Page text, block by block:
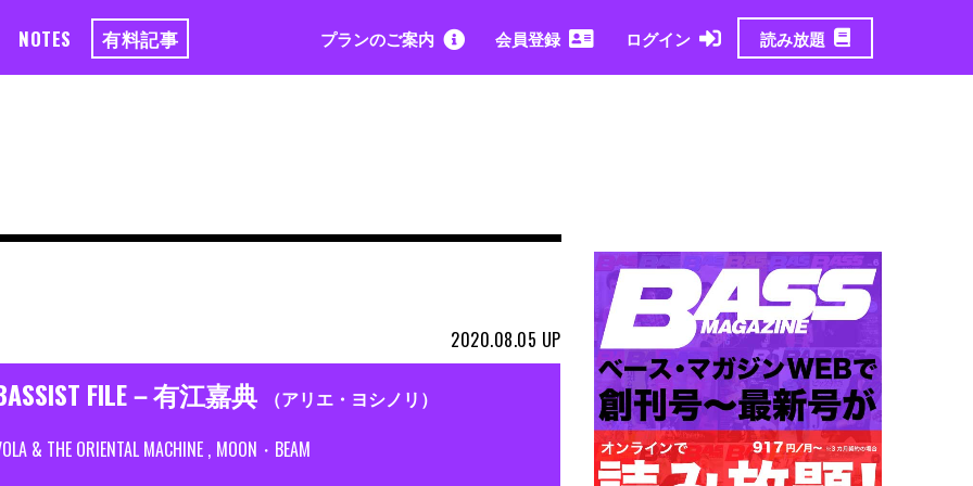
NOTES 有料記事 プランのご案内 会員登録 ログイン 読み放題
2020.08.05 UP
FILE－有江嘉典
（アリエ・ヨシノリ）
& THE ORIENTAL MACHINE MOON・BEAM